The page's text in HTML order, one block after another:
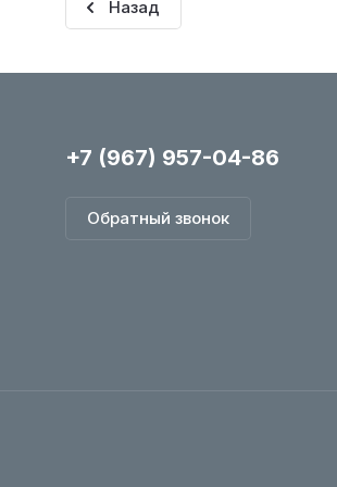
Назад
+7 (967) 957-04-86
Обратный звонок